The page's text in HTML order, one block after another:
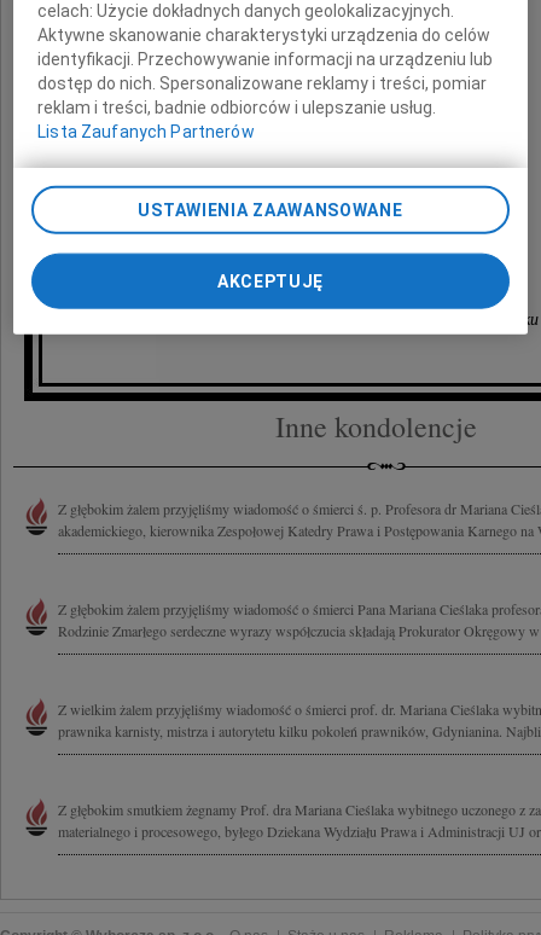
serdeczne wyrazy współczucia
Rodzinie i Bliskim Zmarłego
Rektor i Senat,
Dziekan i Rada Wydziału Administracji
oraz społeczność akademicka
Szkoły Wyższej im. Pawła Włodkowica w Płocku
Inne kondolencje
Z głębokim żalem przyjęliśmy wiadomość o śmierci ś. p. Profesora dr Mariana
akademickiego, kierownika Zespołowej Katedry Prawa i Postępowania Karnego na
Z głębokim żalem przyjęliśmy wiadomość o śmierci Pana Mariana Cieślaka
Rodzinie Zmarłego serdeczne wyrazy współczucia składają Prokurator Okręgowy
Z wielkim żalem przyjęliśmy wiadomość o śmierci prof. dr. Mariana Cieślaka
prawnika karnisty, mistrza i autorytetu kilku pokoleń prawników, Gdynianina.
Z głębokim smutkiem żegnamy Prof. dra Mariana Cieślaka wybitnego uczonego z
materialnego i procesowego, byłego Dziekana Wydziału Prawa i Administracji UJ
celach:Użycie dokładnych danych geolokalizacyjnych.
Aktywne skanowanie charakterystyki urządzenia do celów
identyfikacji. Przechowywanie informacji na urządzeniu lub
dostęp do nich. Spersonalizowane reklamy i treści, pomiar
reklam i treści, badnie odbiorców i ulepszanie usług.
Lista Zaufanych Partnerów
USTAWIENIA ZAAWANSOWANE
AKCEPTUJĘ